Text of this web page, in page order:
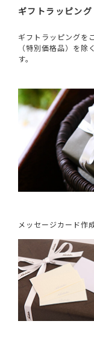
ギフトラッピング
ギフトラッピングを
（特別価格品）を
す。
メッセージカード作